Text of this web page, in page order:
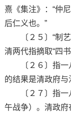
熹《集注》：“仲
后仁义也。”
〔２５〕“制艺”
清两代指摘取“四
〔２６〕指一八
的结果是清政府与
〔２７〕指一八
午战争）。清政